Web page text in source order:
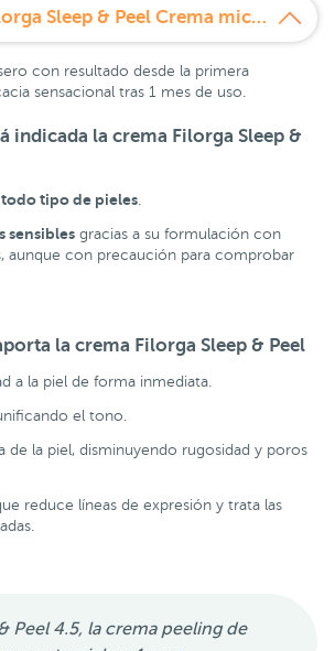
¿Qué es Filorga Sleep & Peel Crema micropeeling?
con resultado desde la primera
sensacional tras 1 mes de uso.
indicada la crema Filorga Sleep &
todo tipo de pieles
sensibles gracias a su formulación con
aunque con precaución para comprobar
la crema Filorga Sleep & Peel
a la piel de forma inmediata.
el tono.
de la piel, disminuyendo rugosidad y poros
reduce líneas de expresión y trata las
Peel 4.5, la crema peeling de